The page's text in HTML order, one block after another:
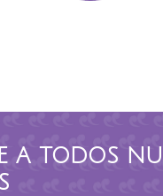
A TODOS